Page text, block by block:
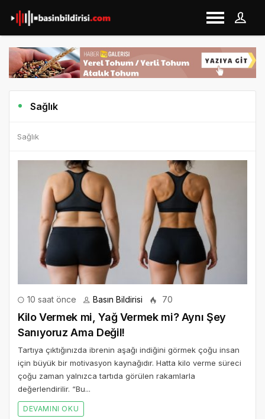
Sağlık
Sağlık
10 saat önce Basın Bildirisi 70
Kilo Vermek mi, Yağ Vermek mi? Aynı Şey
Sanıyoruz Ama Değil!
Tartıya çıktığınızda ibrenin aşağı indiğini görmek çoğu insan
için büyük bir motivasyon kaynağıdır. Hatta kilo verme süreci
çoğu zaman yalnızca tartıda görülen rakamlarla
değerlendirilir. “Bu...
DEVAMINI OKU